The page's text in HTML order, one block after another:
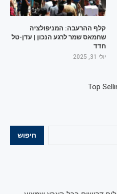
חיפוש
קלף ההרעבה: המניפולציה
שחמאס שמר לרגע הנכון | עדן-טל
חדד
יולי 31, 2025